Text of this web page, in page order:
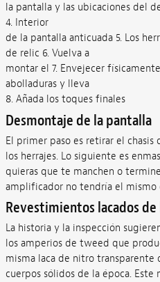
la pantalla y las ubicaciones del
4. Interior
de la pantalla anticuada 5. Los
de relic 6. Vuelva a
montar el 7. Envejecer
abolladuras y lleva
8. Añada los toques finales
Desmontaje de la pantalla
El primer paso es retirar el
los herrajes. Lo siguiente es
quieras que te manchen o
amplificador no tendría el mismo
Revestimientos lacados
La historia y la inspección
los amperios de tweed que
misma laca de nitro transparente
cuerpos sólidos de la época. Este